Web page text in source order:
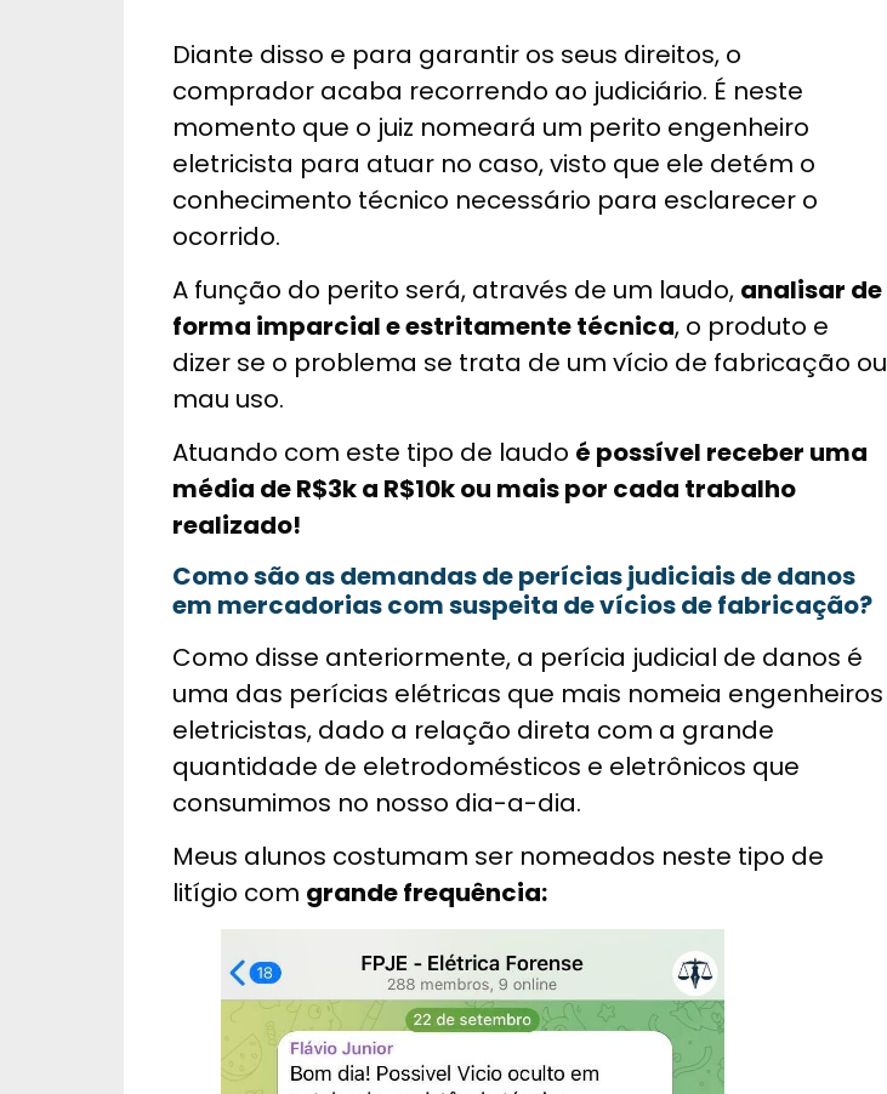
Diante disso e para garantir os seus direitos, o
comprador acaba recorrendo ao judiciário. É neste
momento que o juiz nomeará um perito engenheiro
eletricista para atuar no caso, visto que ele detém o
conhecimento técnico necessário para esclarecer o
ocorrido.
A função do perito será, através de um laudo, analisar de
forma imparcial e estritamente técnica, o produto e
dizer se o problema se trata de um vício de fabricação ou
mau uso.
Atuando com este tipo de laudo é possível receber uma
média de R$3k a R$10k ou mais por cada trabalho
realizado!
Como são as demandas de perícias judiciais de danos
em mercadorias com suspeita de vícios de fabricação?
Como disse anteriormente, a perícia judicial de danos é
uma das perícias elétricas que mais nomeia engenheiros
eletricistas, dado a relação direta com a grande
quantidade de eletrodomésticos e eletrônicos que
consumimos no nosso dia-a-dia.
Meus alunos costumam ser nomeados neste tipo de
litígio com grande frequência: